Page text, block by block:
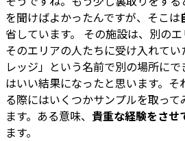
を聞けばよかったんですが、そこは
省しています。 その施設は、別のエ
そのエリアの人たちに受け入れて
レッジ」という名前で別の場所に
はいい結果になったと思います。
る際にはいくつかサンプルを取っ
ます。ある意味、 貴重な経験をさせ
ます。